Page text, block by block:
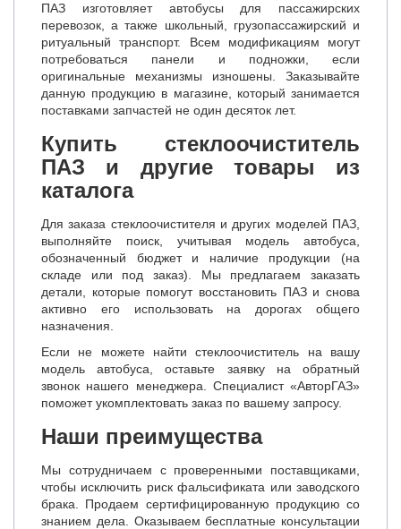
ПАЗ изготовляет автобусы для пассажирских
перевозок, а также школьный, грузопассажирский и
ритуальный транспорт. Всем модификациям могут
потребоваться панели и подножки, если
оригинальные механизмы изношены. Заказывайте
данную продукцию в магазине, который занимается
поставками запчастей не один десяток лет.
Купить стеклоочиститель
ПАЗ и другие товары из
каталога
Для заказа стеклоочистителя и других моделей ПАЗ,
выполняйте поиск, учитывая модель автобуса,
обозначенный бюджет и наличие продукции (на
складе или под заказ). Мы предлагаем заказать
детали, которые помогут восстановить ПАЗ и снова
активно его использовать на дорогах общего
назначения.
Если не можете найти стеклоочиститель на вашу
модель автобуса, оставьте заявку на обратный
звонок нашего менеджера. Специалист «АвторГАЗ»
поможет укомплектовать заказ по вашему запросу.
Наши преимущества
Мы сотрудничаем с проверенными поставщиками,
чтобы исключить риск фальсификата или заводского
брака. Продаем сертифицированную продукцию со
знанием дела. Оказываем бесплатные консультации